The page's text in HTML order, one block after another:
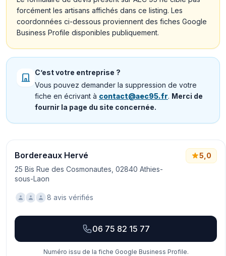
forcément les artisans affichés dans ce listing. Les
coordonnées ci-dessous proviennent des fiches Google
Business Profile disponibles publiquement.
C’est votre entreprise ?
Vous pouvez demander la suppression de votre
fiche en écrivant à contact@aec95.fr. Merci de
fournir la page du site concernée.
Bordereaux Hervé
25 Bis Rue des Cosmonautes, 02840 Athies-
sous-Laon
5,0
8 avis vérifiés
06 75 82 15 77
Numéro issu de la fiche Google Business Profile.